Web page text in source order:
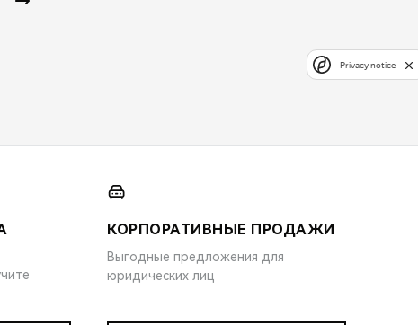
КОРПОРАТИВНЫЕ ПРОДАЖИ
Выгодные предложения для
юридических лиц
Privacy notice